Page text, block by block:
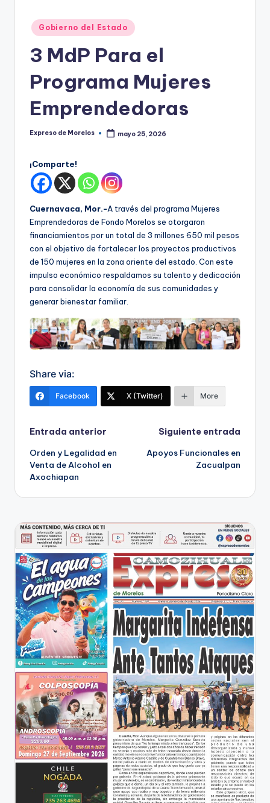
Publicado
en
Gobierno del Estado
3 MdP Para el
Programa Mujeres
Emprendedoras
Publicado
Expreso de Morelos mayo 25, 2026
¡Comparte!
Cuernavaca, Mor.-A través del programa Mujeres
Emprendedoras de Fondo Morelos se otorgaron
financiamientos por un total de 3 millones 650 mil pesos
con el objetivo de fortalecer los proyectos productivos
de 150 mujeres en la zona oriente del estado. Con este
impulso económico respaldamos su talento y dedicación
para consolidar la economía de sus comunidades y
generar bienestar familiar.
Share via:
Facebook X (Twitter) More
Navegación
de
entradas
Entrada anterior
Orden y Legalidad en
Venta de Alcohol en
Axochiapan
Siguiente entrada
Apoyos Funcionales en
Zacualpan